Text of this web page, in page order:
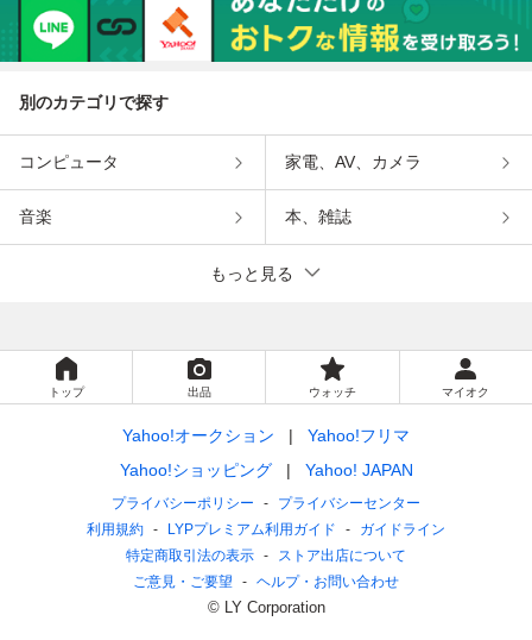
別のカテゴリで探す
コンピュータ 家電、AV、カメラ
音楽 本、雑誌
もっと見る
トップ 出品 ウォッチ マイオク
Yahoo!オークション
Yahoo!フリマ
Yahoo!ショッピング
Yahoo! JAPAN
プライバシーポリシー
プライバシーセンター
利用規約
LYPプレミアム利用ガイド
ガイドライン
特定商取引法の表示
ストア出店について
ご意見・ご要望
ヘルプ・お問い合わせ
© LY Corporation